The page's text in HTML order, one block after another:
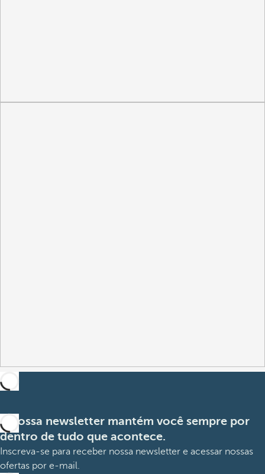
A nossa newsletter mantém você sempre por
dentro de tudo que acontece.
Inscreva-se para receber nossa newsletter e acessar nossas
ofertas por e-mail.